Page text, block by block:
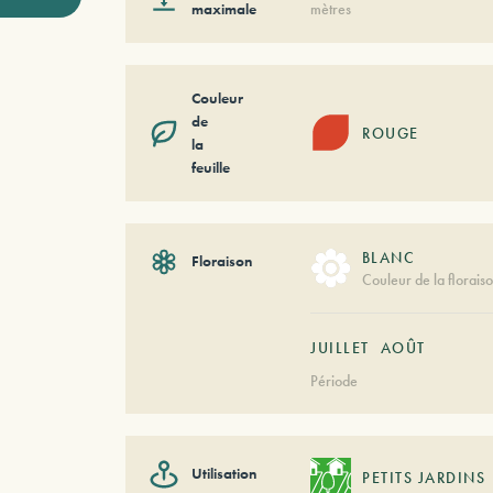
maximale
mètres
Couleur
de
la
feuille
ROUGE
Floraison
BLANC
Couleur de la
JUILLET
AOÛT
Période
Utilisation PETITS JARDINS